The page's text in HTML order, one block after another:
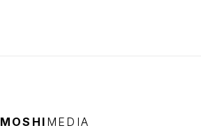
MOSHI MEDIA